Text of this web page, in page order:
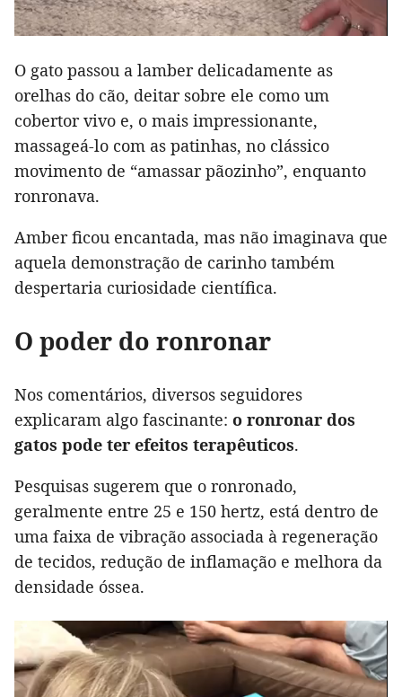
O gato passou a lamber delicadamente as
orelhas do cão, deitar sobre ele como um
cobertor vivo e, o mais impressionante,
massageá-lo com as patinhas, no clássico
movimento de “amassar pãozinho”, enquanto
ronronava.
Amber ficou encantada, mas não imaginava que
aquela demonstração de carinho também
despertaria curiosidade científica.
O poder do ronronar
Nos comentários, diversos seguidores
explicaram algo fascinante: o ronronar dos
gatos pode ter efeitos terapêuticos.
Pesquisas sugerem que o ronronado,
geralmente entre 25 e 150 hertz, está dentro de
uma faixa de vibração associada à regeneração
de tecidos, redução de inflamação e melhora da
densidade óssea.